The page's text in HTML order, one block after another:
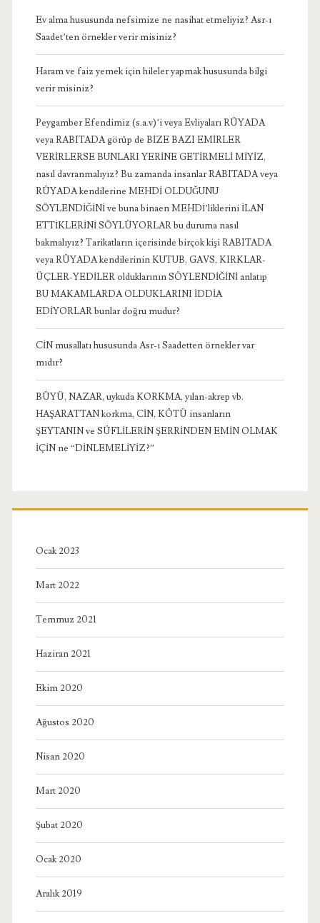
Ev alma hususunda nefsimize ne nasihat etmeliyiz? Asr-ı
Saadet’ten örnekler verir misiniz?
Haram ve faiz yemek için hileler yapmak hususunda bilgi
verir misiniz?
Peygamber Efendimiz (s.a.v)’i veya Evliyaları RÜYADA
veya RABITADA görüp de BİZE BAZI EMİRLER
VERİRLERSE BUNLARI YERİNE GETİRMELİ MİYİZ,
nasıl davranmalıyız? Bu zamanda insanlar RABITADA veya
RÜYADA kendilerine MEHDİ OLDUĞUNU
SÖYLENDİĞİNİ ve buna binaen MEHDİ’liklerini İLAN
ETTİKLERİNİ SÖYLÜYORLAR bu duruma nasıl
bakmalıyız? Tarikatların içerisinde birçok kişi RABITADA
veya RÜYADA kendilerinin KUTUB, GAVS, KIRKLAR-
ÜÇLER-YEDİLER olduklarının SÖYLENDİĞİNİ anlatıp
BU MAKAMLARDA OLDUKLARINI İDDİA
EDİYORLAR bunlar doğru mudur?
CİN musallatı hususunda Asr-ı Saadetten örnekler var
mıdır?
BÜYÜ, NAZAR, uykuda KORKMA, yılan-akrep vb.
HAŞARATTAN korkma, CİN, KÖTÜ insanların
ŞEYTANIN ve SÜFLİLERİN ŞERRİNDEN EMİN OLMAK
İÇİN ne “DİNLEMELİYİZ?”
Ocak 2023
Mart 2022
Temmuz 2021
Haziran 2021
Ekim 2020
Ağustos 2020
Nisan 2020
Mart 2020
Şubat 2020
Ocak 2020
Aralık 2019